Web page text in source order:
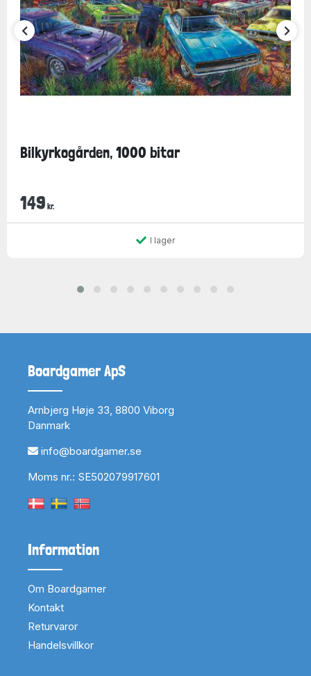
Bilkyrkogården, 1000 bitar
149 kr.
I lager
Boardgamer ApS
Arnbjerg Høje 33, 8800 Viborg
Danmark
info@boardgamer.se
Moms nr.: SE502079917601
Information
Om Boardgamer
Kontakt
Returvaror
Handelsvillkor